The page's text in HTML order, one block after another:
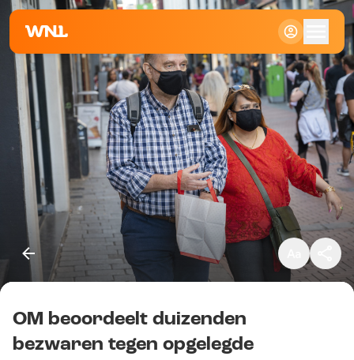
Klein
Standaard
Groot
OM beoordeelt duizenden
bezwaren tegen opgelegde